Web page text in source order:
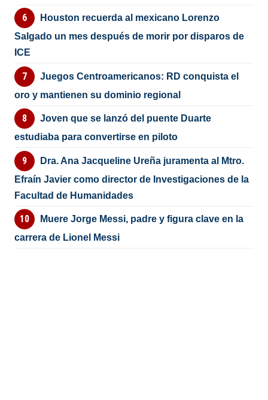
Houston recuerda al mexicano Lorenzo
Salgado un mes después de morir por disparos de
ICE
Juegos Centroamericanos: RD conquista el
oro y mantienen su dominio regional
Joven que se lanzó del puente Duarte
estudiaba para convertirse en piloto
Dra. Ana Jacqueline Ureña juramenta al Mtro.
Efraín Javier como director de Investigaciones de la
Facultad de Humanidades
Muere Jorge Messi, padre y figura clave en la
carrera de Lionel Messi